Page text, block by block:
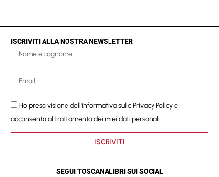
ISCRIVITI ALLA NOSTRA NEWSLETTER
Ho preso visione dell'informativa sullaPrivacy Policye
acconsento al trattamento dei miei dati personali.
ISCRIVITI
SEGUI TOSCANALIBRI SUI SOCIAL